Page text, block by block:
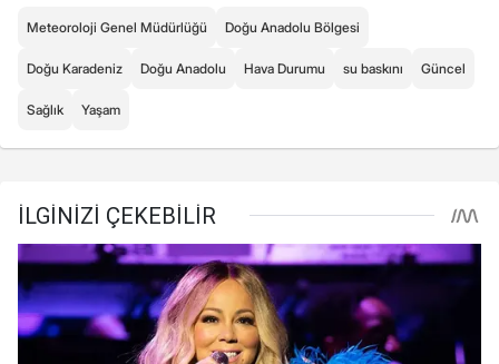
Meteoroloji Genel Müdürlüğü Doğu Anadolu Bölgesi
Doğu Karadeniz Doğu Anadolu Hava Durumu su baskını Güncel
Sağlık Yaşam